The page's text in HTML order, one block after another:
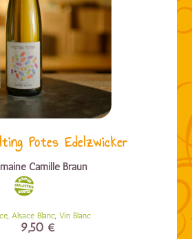
Potes Edelzwicker
Camille Braun
, Alsace Blanc, Vin Blanc
9,50 €